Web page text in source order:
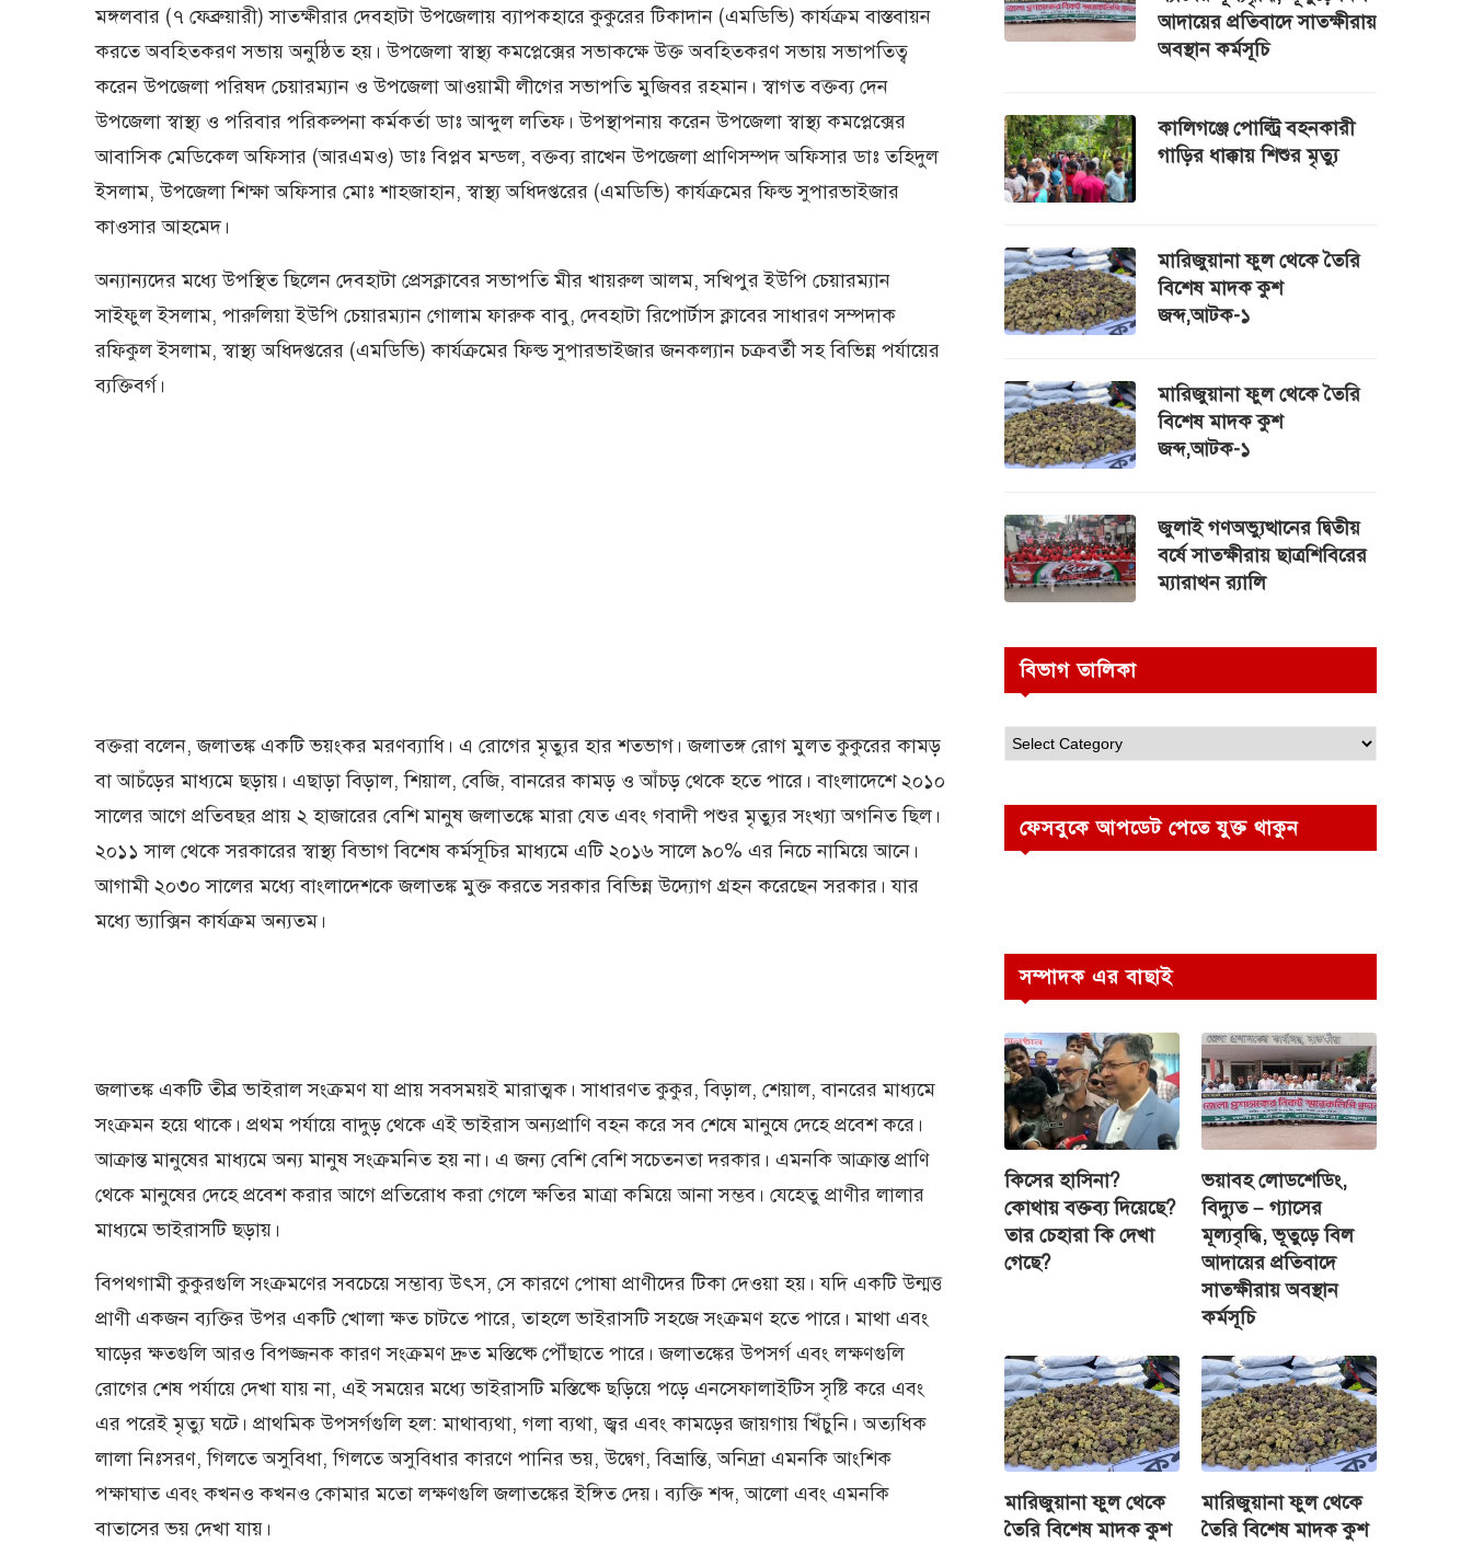
মঙ্গলবার (৭ ফেব্রুয়ারী) সাতক্ষীরার দেবহাটা উপজেলায় ব্যাপকহারে কুকুরের টিকাদান (এমডিভি) কার্যক্রম বাস্তবায়ন
করতে অবহিতকরণ সভায় অনুষ্ঠিত হয়। উপজেলা স্বাস্থ্য কমপ্লেক্সের সভাকক্ষে উক্ত অবহিতকরণ সভায় সভাপতিত্ব
করেন উপজেলা পরিষদ চেয়ারম্যান ও উপজেলা আওয়ামী লীগের সভাপতি মুজিবর রহমান। স্বাগত বক্তব্য দেন
উপজেলা স্বাস্থ্য ও পরিবার পরিকল্পনা কর্মকর্তা ডাঃ আব্দুল লতিফ। উপস্থাপনায় করেন উপজেলা স্বাস্থ্য কমপ্লেক্সের
আবাসিক মেডিকেল অফিসার (আরএমও) ডাঃ বিপ্লব মন্ডল, বক্তব্য রাখেন উপজেলা প্রাণিসম্পদ অফিসার ডাঃ তহিদুল
ইসলাম, উপজেলা শিক্ষা অফিসার মোঃ শাহজাহান, স্বাস্থ্য অধিদপ্তরের (এমডিভি) কার্যক্রমের ফিল্ড সুপারভাইজার
কাওসার আহমেদ।
অন্যান্যদের মধ্যে উপস্থিত ছিলেন দেবহাটা প্রেসক্লাবের সভাপতি মীর খায়রুল আলম, সখিপুর ইউপি চেয়ারম্যান
সাইফুল ইসলাম, পারুলিয়া ইউপি চেয়ারম্যান গোলাম ফারুক বাবু, দেবহাটা রিপোর্টাস ক্লাবের সাধারণ সম্পদাক
রফিকুল ইসলাম, স্বাস্থ্য অধিদপ্তরের (এমডিভি) কার্যক্রমের ফিল্ড সুপারভাইজার জনকল্যান চক্রবর্তী সহ বিভিন্ন পর্যায়ের
ব্যক্তিবর্গ।
বক্তরা বলেন, জলাতঙ্ক একটি ভয়ংকর মরণব্যাধি। এ রোগের মৃত্যুর হার শতভাগ। জলাতঙ্গ রোগ মুলত কুকুরের কামড়
বা আচঁড়ের মাধ্যমে ছড়ায়। এছাড়া বিড়াল, শিয়াল, বেজি, বানরের কামড় ও আঁচড় থেকে হতে পারে। বাংলাদেশে ২০১০
সালের আগে প্রতিবছর প্রায় ২ হাজারের বেশি মানুষ জলাতঙ্কে মারা যেত এবং গবাদী পশুর মৃত্যুর সংখ্যা অগনিত ছিল।
২০১১ সাল থেকে সরকারের স্বাস্থ্য বিভাগ বিশেষ কর্মসূচির মাধ্যমে এটি ২০১৬ সালে ৯০% এর নিচে নামিয়ে আনে।
আগামী ২০৩০ সালের মধ্যে বাংলাদেশকে জলাতঙ্ক মুক্ত করতে সরকার বিভিন্ন উদ্যোগ গ্রহন করেছেন সরকার। যার
মধ্যে ভ্যাক্সিন কার্যক্রম অন্যতম।
জলাতঙ্ক একটি তীব্র ভাইরাল সংক্রমণ যা প্রায় সবসময়ই মারাত্মক। সাধারণত কুকুর, বিড়াল, শেয়াল, বানরের মাধ্যমে
সংক্রমন হয়ে থাকে। প্রথম পর্যায়ে বাদুড় থেকে এই ভাইরাস অন্যপ্রাণি বহন করে সব শেষে মানুষে দেহে প্রবেশ করে।
আক্রান্ত মানুষের মাধ্যমে অন্য মানুষ সংক্রমনিত হয় না। এ জন্য বেশি বেশি সচেতনতা দরকার। এমনকি আক্রান্ত প্রাণি
থেকে মানুষের দেহে প্রবেশ করার আগে প্রতিরোধ করা গেলে ক্ষতির মাত্রা কমিয়ে আনা সম্ভব। যেহেতু প্রাণীর লালার
মাধ্যমে ভাইরাসটি ছড়ায়।
বিপথগামী কুকুরগুলি সংক্রমণের সবচেয়ে সম্ভাব্য উৎস, সে কারণে পোষা প্রাণীদের টিকা দেওয়া হয়। যদি একটি উন্মত্ত
প্রাণী একজন ব্যক্তির উপর একটি খোলা ক্ষত চাটতে পারে, তাহলে ভাইরাসটি সহজে সংক্রমণ হতে পারে। মাথা এবং
ঘাড়ের ক্ষতগুলি আরও বিপজ্জনক কারণ সংক্রমণ দ্রুত মস্তিষ্কে পৌঁছাতে পারে। জলাতঙ্কের উপসর্গ এবং লক্ষণগুলি
রোগের শেষ পর্যায়ে দেখা যায় না, এই সময়ের মধ্যে ভাইরাসটি মস্তিষ্কে ছড়িয়ে পড়ে এনসেফালাইটিস সৃষ্টি করে এবং
এর পরেই মৃত্যু ঘটে। প্রাথমিক উপসর্গগুলি হল: মাথাব্যথা, গলা ব্যথা, জ্বর এবং কামড়ের জায়গায় খিঁচুনি। অত্যধিক
লালা নিঃসরণ, গিলতে অসুবিধা, গিলতে অসুবিধার কারণে পানির ভয়, উদ্বেগ, বিভ্রান্তি, অনিদ্রা এমনকি আংশিক
পক্ষাঘাত এবং কখনও কখনও কোমার মতো লক্ষণগুলি জলাতঙ্কের ইঙ্গিত দেয়। ব্যক্তি শব্দ, আলো এবং এমনকি
বাতাসের ভয় দেখা যায়।
আদায়ের প্রতিবাদে সাতক্ষীরায়
অবস্থান কর্মসূচি
কালিগঞ্জে পোল্ট্রি বহনকারী
গাড়ির ধাক্কায় শিশুর মৃত্যু
মারিজুয়ানা ফুল থেকে তৈরি
বিশেষ মাদক কুশ
জব্দ,আটক-১
মারিজুয়ানা ফুল থেকে তৈরি
বিশেষ মাদক কুশ
জব্দ,আটক-১
জুলাই গণঅভ্যুত্থানের দ্বিতীয়
বর্ষে সাতক্ষীরায় ছাত্রশিবিরের
ম্যারাথন র‌্যালি
বিভাগ তালিকা
ফেসবুকে আপডেট পেতে যুক্ত থাকুন
সম্পাদক এর বাছাই
কিসের হাসিনা?
কোথায় বক্তব্য দিয়েছে?
তার চেহারা কি দেখা
গেছে?
ভয়াবহ লোডশেডিং,
বিদ্যুত – গ্যাসের
মূল্যবৃদ্ধি, ভূতুড়ে বিল
আদায়ের প্রতিবাদে
সাতক্ষীরায় অবস্থান
কর্মসূচি
মারিজুয়ানা ফুল থেকে
তৈরি বিশেষ মাদক কুশ
মারিজুয়ানা ফুল থেকে
তৈরি বিশেষ মাদক কুশ